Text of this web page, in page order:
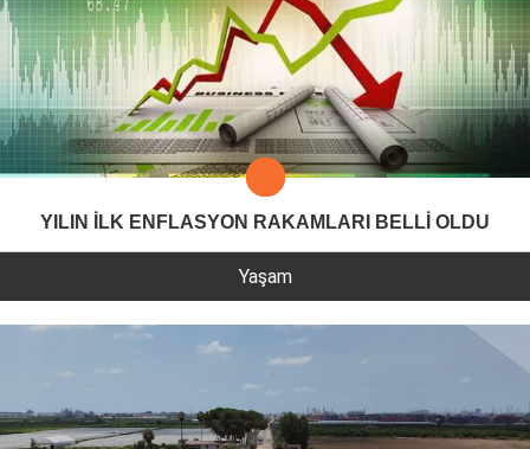
YILIN İLK ENFLASYON RAKAMLARI BELLİ OLDU
Yaşam